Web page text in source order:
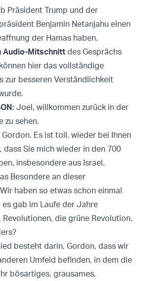
Präsident Trump und der
Benjamin Netanjahu einen
der Hamas haben.
Audio-Mitschnitt des Gesprächs
hier das vollständige
zur besseren Verständlichkeit
: Joel, willkommen zurück in der
zu sehen.
Gordon. Es ist toll, wieder bei Ihnen
dass Sie mich wieder in den 700
insbesondere aus Israel.
Besondere an dieser
haben so etwas schon einmal
es gab im Laufe der Jahre
die grüne Revolution.
besteht darin, Gordon, dass wir
Umfeld befinden, in dem die
bösartiges, grausames,